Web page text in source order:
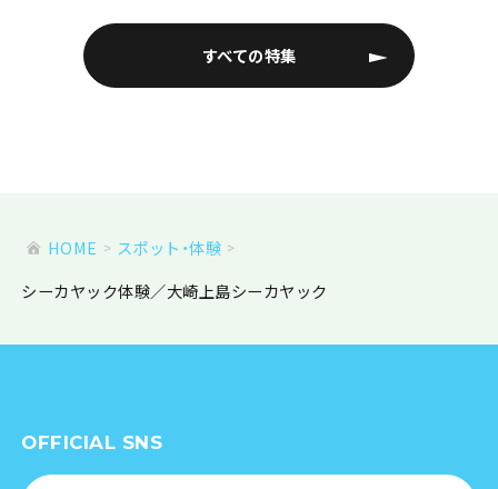
すべての特集
HOME
スポット・体験
シーカヤック体験／大崎上島シーカヤック
OFFICIAL SNS